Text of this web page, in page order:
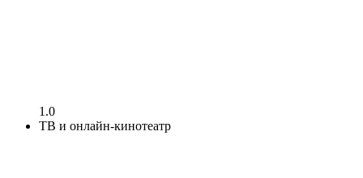
1.0
ТВ и онлайн-кинотеатр